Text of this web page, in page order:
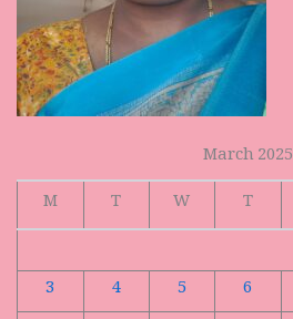
March 2025
M
T W T
3
4 5 6